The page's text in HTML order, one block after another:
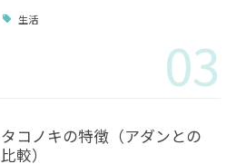
生活
03
タコノキの特徴（アダンとの
比較）